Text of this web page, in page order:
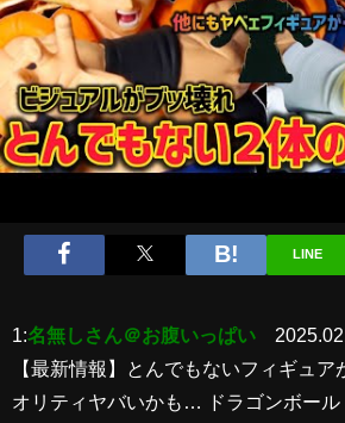
LINE
1:名無しさん＠お腹いっぱい
【最新情報】とんでもないフィギュア
オリティヤバいかも… ドラゴンボー